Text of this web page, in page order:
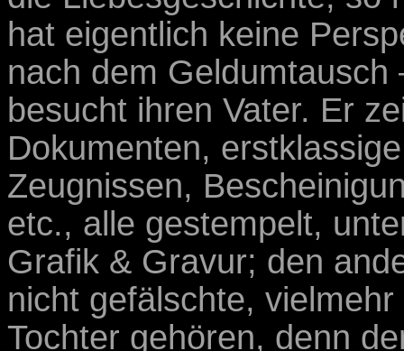
hat eigentlich keine
nach dem
besucht ihren Vater. Er
Dokumenten,
Zeugnissen,
etc., alle gestempelt,
Grafik & Gravur; den
nicht gefälschte,
Tochter gehören, denn